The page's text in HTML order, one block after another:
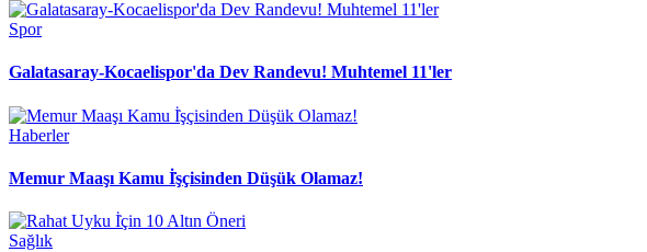
Spor
Galatasaray-Kocaelispor'da Dev Randevu! Muhtemel 11'ler
Haberler
Memur Maaşı Kamu İ̇şçisinden Düşük Olamaz!
Sağlık